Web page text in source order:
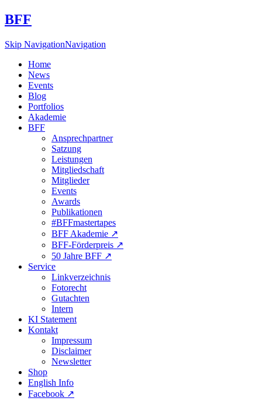
BFF
Skip NavigationNavigation
Home
News
Events
Blog
Portfolios
Akademie
BFF
Ansprechpartner
Satzung
Leistungen
Mitgliedschaft
Mitglieder
Events
Awards
Publikationen
#BFFmastertapes
BFF Akademie ↗︎
BFF-Förderpreis ↗︎
50 Jahre BFF ↗︎
Service
Linkverzeichnis
Fotorecht
Gutachten
Intern
KI Statement
Kontakt
Impressum
Disclaimer
Newsletter
Shop
English Info
Facebook ↗︎